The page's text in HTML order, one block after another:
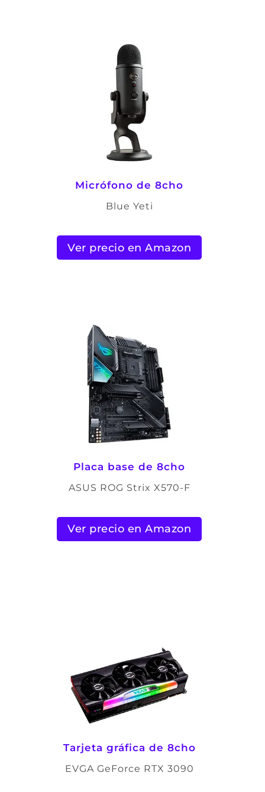
Micrófono de 8cho
Blue Yeti
Ver precio en Amazon
Placa base de 8cho
ASUS ROG Strix X570-F
Ver precio en Amazon
Tarjeta gráfica de 8cho
EVGA GeForce RTX 3090